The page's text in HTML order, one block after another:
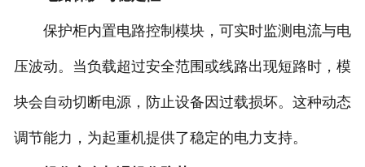
保护柜内置电路控制模块，可实时监测电流与电
压波动。当负载超过安全范围或线路出现短路时，模
块会自动切断电源，防止设备因过载损坏。这种动态
调节能力，为起重机提供了稳定的电力支持。